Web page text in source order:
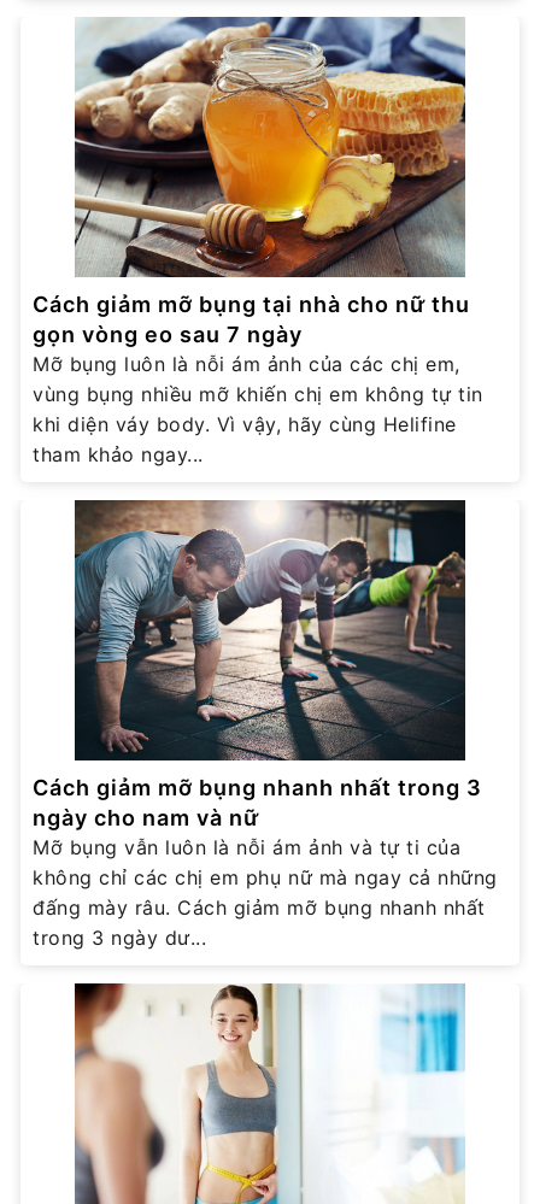
Cách giảm mỡ bụng tại nhà cho nữ thu
gọn vòng eo sau 7 ngày
Mỡ bụng luôn là nỗi ám ảnh của các chị em,
vùng bụng nhiều mỡ khiến chị em không tự tin
khi diện váy body. Vì vậy, hãy cùng Helifine
tham khảo ngay...
Cách giảm mỡ bụng nhanh nhất trong 3
ngày cho nam và nữ
Mỡ bụng vẫn luôn là nỗi ám ảnh và tự ti của
không chỉ các chị em phụ nữ mà ngay cả những
đấng mày râu. Cách giảm mỡ bụng nhanh nhất
trong 3 ngày dư...